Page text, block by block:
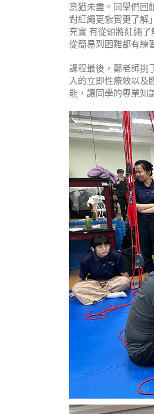
意猶未盡。同學們回
對紅繩更紮實更了解
充實 有從頭將紅繩
從簡易到困難都有練
課程最後，鄭老師挑
入的立即性療效以及
能，讓同學的專業知